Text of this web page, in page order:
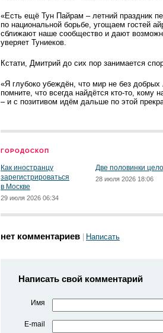
«Есть ещё Тун Пайрам – летний праздник
по национальной борьбе, угощаем гостей
сближают наше сообщество и дают
уверяет Туниеков.
Кстати, Дмитрий до сих пор занимается
«Я глубоко убеждён, что мир не без
помните, что всегда найдётся кто-то, кому
– и с позитивом идём дальше по этой
ГОРОДОСКОП
Как иностранцу
зарегистрироваться
в Москве
29 июля 2026 06:34
Две половинки
28 июля 2026 18:06
нет комментариев Написать
Написать свой комментарий
Имя
E-mail